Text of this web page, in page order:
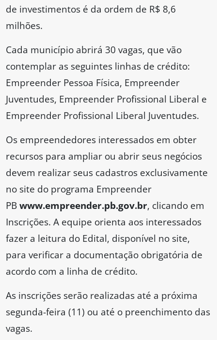
de investimentos é da ordem de R$ 8,6
milhões.
Cada município abrirá 30 vagas, que vão
contemplar as seguintes linhas de crédito:
Empreender Pessoa Física, Empreender
Juventudes, Empreender Profissional Liberal e
Empreender Profissional Liberal Juventudes.
Os empreendedores interessados em obter
recursos para ampliar ou abrir seus negócios
devem realizar seus cadastros exclusivamente
no site do programa Empreender
PBwww.empreender.pb.gov.br, clicando em
Inscrições. A equipe orienta aos interessados
fazer a leitura do Edital, disponível no site,
para verificar a documentação obrigatória de
acordo com a linha de crédito.
As inscrições serão realizadas até a próxima
segunda-feira (11) ou até o preenchimento das
vagas.